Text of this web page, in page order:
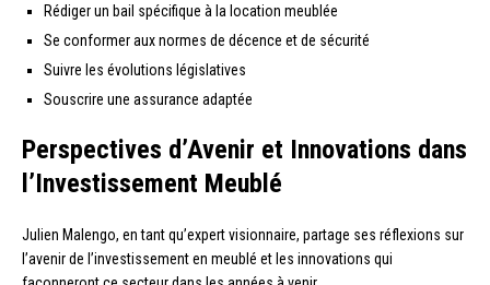
Rédiger un bail spécifique à la location meublée
Se conformer aux normes de décence et de sécurité
Suivre les évolutions législatives
Souscrire une assurance adaptée
Perspectives d’Avenir et Innovations dans
l’Investissement Meublé
Julien Malengo, en tant qu’expert visionnaire, partage ses réflexions sur
l’avenir de l’investissement en meublé et les innovations qui